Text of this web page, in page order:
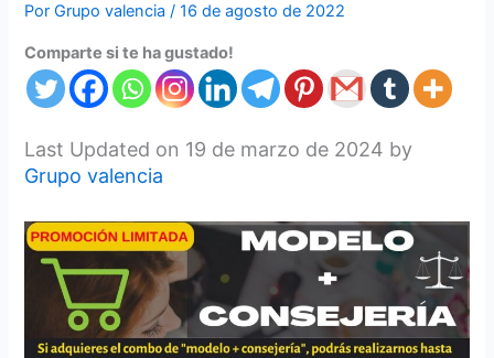
PorGrupo valencia/16 de agosto de 2022
Comparte si te ha gustado!
Last Updated on 19 de marzo de 2024 by
Grupo valencia